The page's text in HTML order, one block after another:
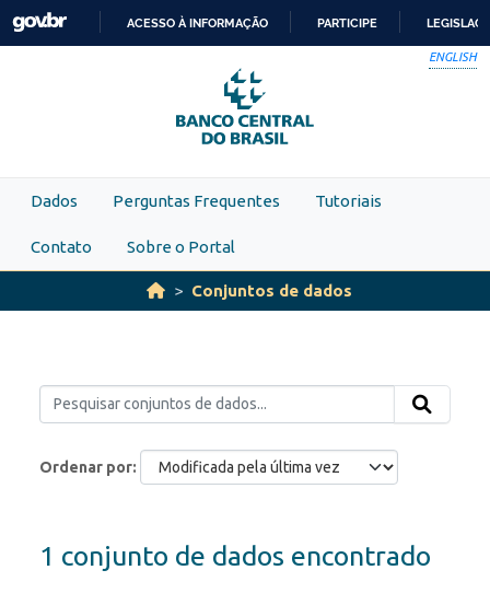
Skip to main content
PARA
O
CONTEÚDO
ACESSO À INFORMAÇÃO PARTICIPE
ENGLISH
Dados Perguntas Frequentes Tutoriais
Contato Sobre o Portal
Conjuntos de dados
Ordenar por
1 conjunto de dados encontrado